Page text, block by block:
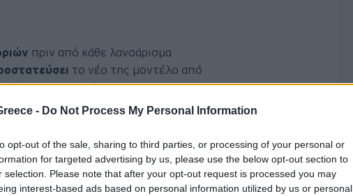
- Do Not Process My Personal Information
opt-out of the sale, sharing to third parties, or processing of your personal or
for targeted advertising by us, please use the below opt-out section to
selection. Please note that after your opt-out request is processed you may
interest-based ads based on personal information utilized by us or personal
πριν από κάθε λανσάρισμα
το νέο της μοντέλο από
το σεντόνι.